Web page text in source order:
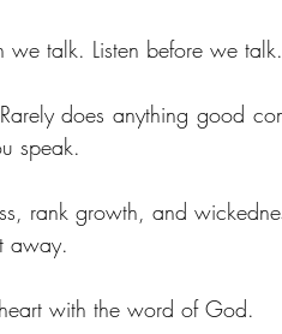
we talk. Listen before we talk.
speak.
away.
heart with the word of God.